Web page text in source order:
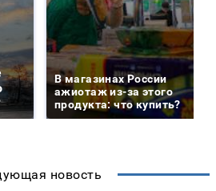
В магазинах России
ажиотаж из-за этого
продукта: что купить?
новость